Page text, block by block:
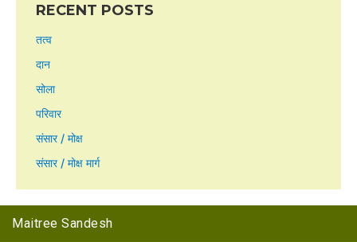
RECENT POSTS
तत्व
दान
सोला
परिवार
संसार / मोक्ष
संसार / मोक्ष मार्ग
Maitree Sandesh